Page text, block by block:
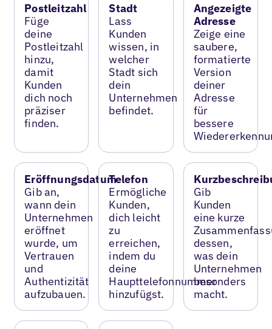
Postleitzahl
Füge
deine
Postleitzahl
hinzu,
damit
Kunden
dich noch
präziser
finden.
Stadt
Lass
Kunden
wissen, in
welcher
Stadt sich
dein
Unternehmen
befindet.
Angezeigte
Adresse
Zeige eine
saubere,
formatierte
Version
deiner
Adresse
für
bessere
Eröffnungsdatum
Gib an,
wann dein
Unternehmen
eröffnet
wurde, um
Vertrauen
und
Authentizität
aufzubauen.
Telefon
Ermögliche
Kunden,
dich leicht
zu
erreichen,
indem du
deine
Haupttelefonnummer
hinzufügst.
Gib
Kunden
eine kurze
dessen,
was dein
Unternehmen
besonders
macht.